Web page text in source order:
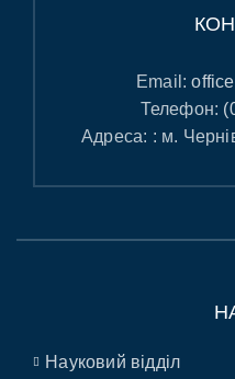
Email:
Телефон:
Адреса: : м.
Науковий відділ